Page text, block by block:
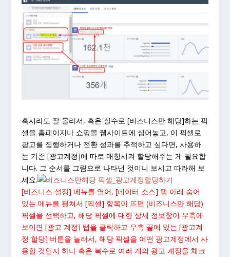
혹시라도 잘 몰라서, 혹은 실수로 [비즈니스만 해당]하는 픽
셀을 홈페이지나 쇼핑몰 웹사이트에 심어놓고, 이 픽셀로
광고를 집행하거나 전환 성과를 추적하고 싶다면, 사용하
는 기존 [광고계정]에 따로 매칭시켜 할당해주는 게 필요합
니다. 그 순서를 그림으로 나타낸 것이니 보시고 따라해 보
세요.
[비즈니스 설정] 메뉴를 열어, [데이터 소스] 탭 아래 숨어
있는 메뉴를 펼쳐서 [픽셀] 항목이 뜨면 (비즈니스만 해당)
픽셀을 선택하고,해당 픽셀에 대한 상세 정보창이 우측에
보이면 [광고 계정] 탭을 클릭하고 우측 끝에 있는 [광고계
정 할당] 버튼을 눌러서, 해당 픽셀을 어떤 광고계정에서 사
용할 것인지 하나 혹은 복수로 여러 개의 광고 계정을 체크